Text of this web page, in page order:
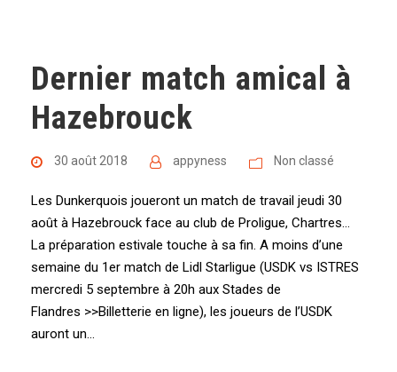
Dernier match amical à
Hazebrouck
30 août 2018 appyness Non classé
Les Dunkerquois joueront un match de travail jeudi 30
août à Hazebrouck face au club de Proligue, Chartres…
La préparation estivale touche à sa fin. A moins d’une
semaine du 1er match de Lidl Starligue (USDK vs ISTRES
mercredi 5 septembre à 20h aux Stades de
Flandres >>Billetterie en ligne), les joueurs de l’USDK
auront un...